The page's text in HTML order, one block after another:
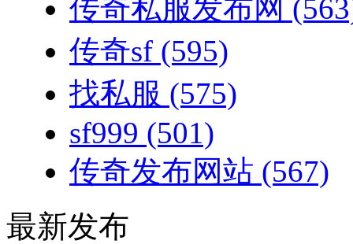
传奇私服发布网
传奇sf (595)
找私服 (575)
sf999 (501)
传奇发布网站 (567)
最新发布